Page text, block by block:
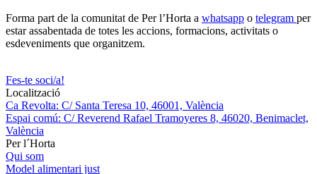
Forma part de la comunitat de Per l’Horta a whatsapp o telegram per
estar assabentada de totes les accions, formacions, activitats o
esdeveniments que organitzem.
Fes-te soci/a!
Localització
Ca Revolta: C/ Santa Teresa 10, 46001, València
Espai comú: C/ Reverend Rafael Tramoyeres 8, 46020, Benimaclet,
València
Per l´Horta
Qui som
Model alimentari just